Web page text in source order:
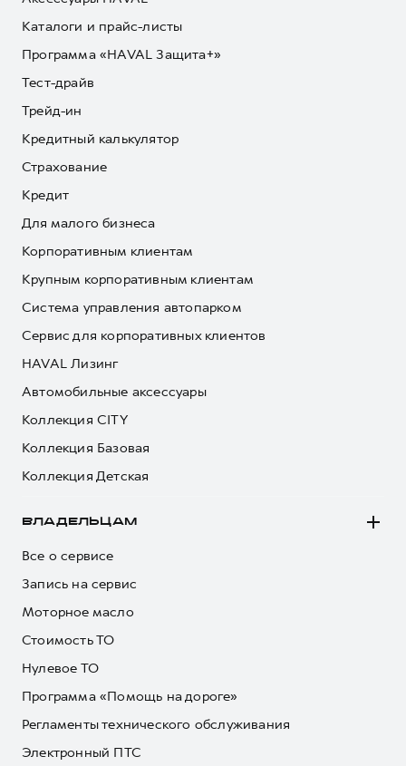
Каталоги и прайс-листы
Программа «HAVAL Защита+»
Тест-драйв
Трейд-ин
Кредитный калькулятор
Страхование
Кредит
Для малого бизнеса
Корпоративным клиентам
Крупным корпоративным клиентам
Система управления автопарком
Сервис для корпоративных клиентов
HAVAL Лизинг
Автомобильные аксессуары
Коллекция CITY
Коллекция Базовая
Коллекция Детская
ВЛАДЕЛЬЦАМ
Все о сервисе
Запись на сервис
Моторное масло
Стоимость ТО
Нулевое ТО
Программа «Помощь на дороге»
Регламенты технического обслуживания
Электронный ПТС